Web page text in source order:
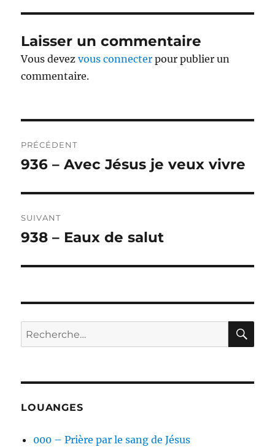
Laisser un commentaire
Vous devezvous connecter pour publier un
commentaire.
de
PRÉCÉDENT
Publication
936 – Avec Jésus je veux vivre
SUIVANT
Publication
938 – Eaux de salut
Recherche
pour :
LOUANGES
000 – Prière par le sang de Jésus